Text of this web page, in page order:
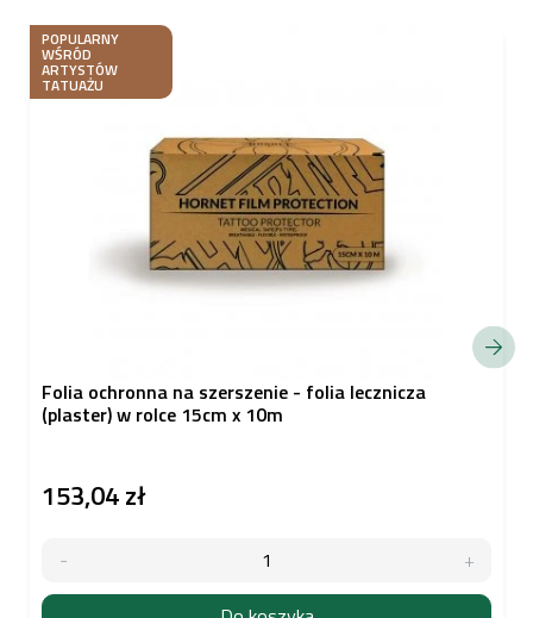
POPULARNY
WŚRÓD
ARTYSTÓW
TATUAŻU
Folia ochronna na szerszenie - folia lecznicza
(plaster) w rolce 15cm x 10m
153,04 zł